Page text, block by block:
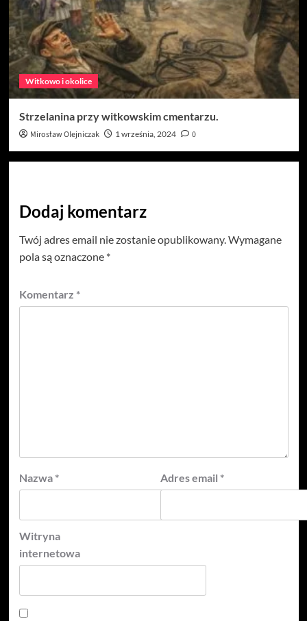
Witkowo i okolice
Strzelanina przy witkowskim cmentarzu.
Mirosław Olejniczak 1 września, 2024 0
Dodaj komentarz
Twój adres email nie zostanie opublikowany.Wymagane
pola są oznaczone *
Komentarz *
Nazwa * Adres email *
Witryna
internetowa